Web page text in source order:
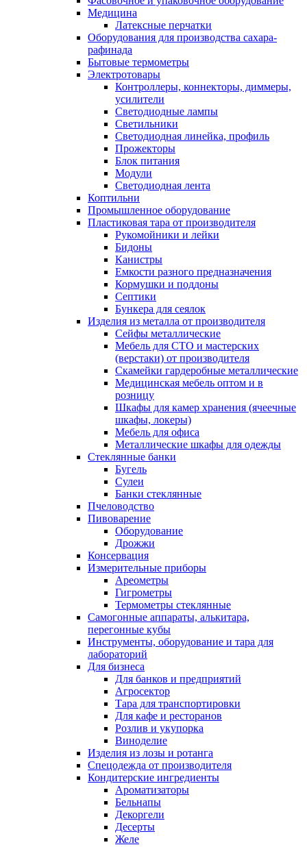
Медицина
Латексные перчатки
Оборудования для производства сахара-
рафинада
Бытовые термометры
Электротовары
Контроллеры, коннекторы, диммеры,
усилители
Светодиодные лампы
Светильники
Светодиодная линейка, профиль
Прожекторы
Блок питания
Модули
Светодиодная лента
Коптильни
Промышленное оборудование
Пластиковая тара от производителя
Рукомойники и лейки
Бидоны
Канистры
Емкости разного предназначения
Кормушки и поддоны
Септики
Бункера для сеялок
Изделия из металла от производителя
Сейфы металлические
Мебель для СТО и мастерских
(верстаки) от производителя
Скамейки гардеробные металлические
Медицинская мебель оптом и в
розницу
Шкафы для камер хранения (ячеечные
шкафы, локеры)
Мебель для офиса
Металлические шкафы для одежды
Стеклянные банки
Бугель
Сулеи
Банки стеклянные
Пчеловодство
Пивоварение
Оборудование
Дрожжи
Консервация
Измерительные приборы
Ареометры
Гигрометры
Термометры стеклянные
Самогонные аппараты, алькитара,
перегонные кубы
Инструменты, оборудование и тара для
лабораторий
Для бизнеса
Для банков и предприятий
Агросектор
Тара для транспортировки
Для кафе и ресторанов
Розлив и укупорка
Виноделие
Изделия из лозы и ротанга
Спецодежда от производителя
Кондитерские ингредиенты
Ароматизаторы
Бельнапы
Декоргели
Десерты
Желe